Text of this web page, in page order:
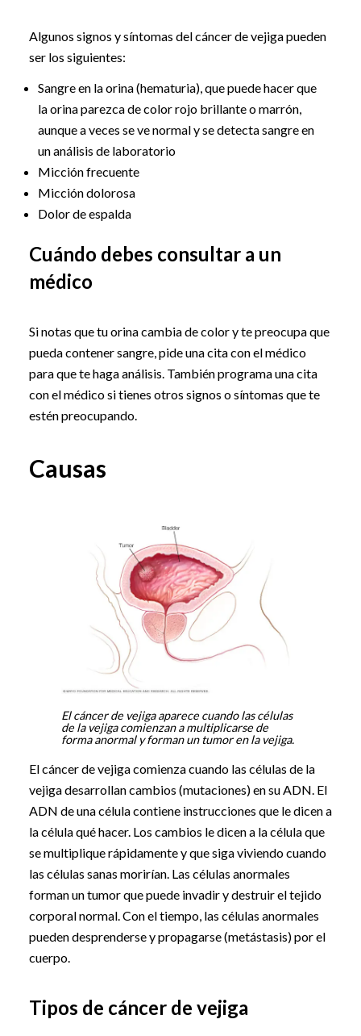
Algunos signos y síntomas del cáncer de vejiga pueden
ser los siguientes:
Sangre en la orina (hematuria), que puede hacer que
la orina parezca de color rojo brillante o marrón,
aunque a veces se ve normal y se detecta sangre en
un análisis de laboratorio
Micción frecuente
Micción dolorosa
Dolor de espalda
Cuándo debes consultar a un
médico
Si notas que tu orina cambia de color y te preocupa que
pueda contener sangre, pide una cita con el médico
para que te haga análisis. También programa una cita
con el médico si tienes otros signos o síntomas que te
estén preocupando.
Causas
El cáncer de vejiga aparece cuando las células
de la vejiga comienzan a multiplicarse de
forma anormal y forman un tumor en la vejiga.
El cáncer de vejiga comienza cuando las células de la
vejiga desarrollan cambios (mutaciones) en su ADN. El
ADN de una célula contiene instrucciones que le dicen a
la célula qué hacer. Los cambios le dicen a la célula que
se multiplique rápidamente y que siga viviendo cuando
las células sanas morirían. Las células anormales
forman un tumor que puede invadir y destruir el tejido
corporal normal. Con el tiempo, las células anormales
pueden desprenderse y propagarse (metástasis) por el
cuerpo.
Tipos de cáncer de vejiga